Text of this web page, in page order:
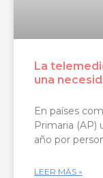
La
una
En países
Primaria (AP)
año por
LEER MÁS »